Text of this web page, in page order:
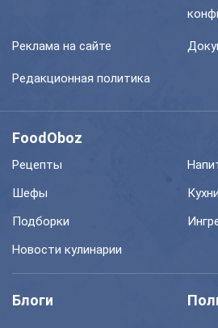
Реклама на сайте
Редакционная политика
FoodOboz
Рецепты
Шефы
Подборки
Новости кулинарии
Блоги